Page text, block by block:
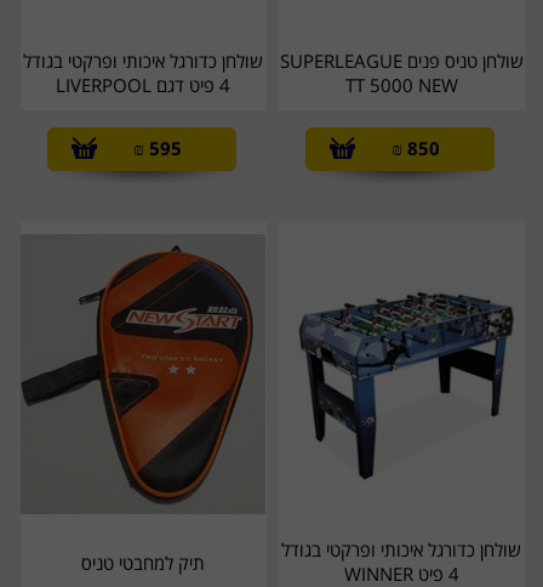
שולחן טניס פנים SUPERLEAGUE
TT 5000 NEW
850
₪
שולחן כדורגל איכותי ופרקטי בגודל
4 פיט דגם LIVERPOOL
595
₪
שולחן כדורגל איכותי ופרקטי בגודל
4 פיט WINNER
תיק למחבטי טניס